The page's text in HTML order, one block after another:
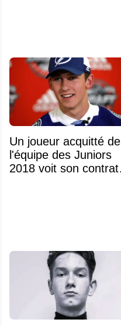
Un joueur acquitté de
l'équipe des Juniors
2018 voit son contrat